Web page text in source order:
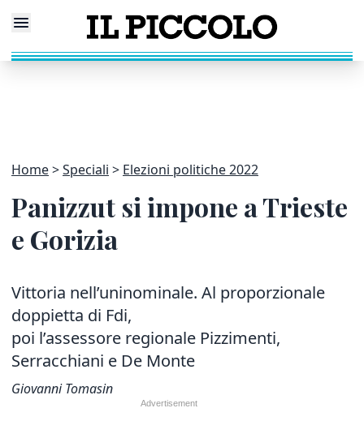
Home Speciali Elezioni politiche 2022
Panizzut si impone a Trieste
e Gorizia
Vittoria nell’uninominale. Al proporzionale
doppietta di Fdi,
poi l’assessore regionale Pizzimenti,
Serracchiani e De Monte
Giovanni Tomasin